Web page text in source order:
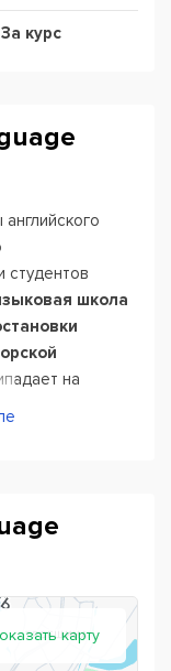
За курс
студентов
школа
на
материала.
навыки
в
Каждый
охватывающие
карту